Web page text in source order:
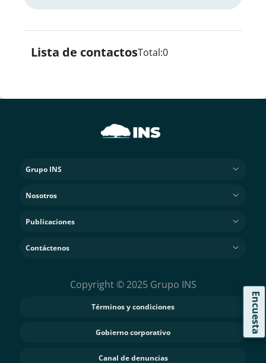
Encuesta
Lista de contactosTotal:0
Grupo INS
Nosotros
Publicaciones
Contáctenos
Copyright © 2025 Grupo INS
Términos y condiciones
Gobierno corporativo
Canal de denuncias